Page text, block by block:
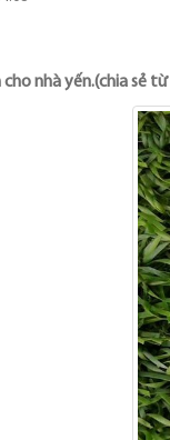
nhà yến.(chia sẻ